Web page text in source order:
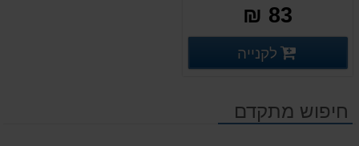
83 ₪
פרטים נוספים
לקנייה
חיפוש מתקדם